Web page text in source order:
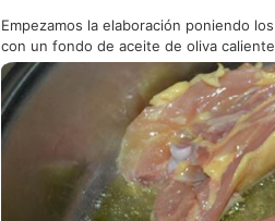
Empezamos la elaboración poniendo
con un fondo de aceite de oliva